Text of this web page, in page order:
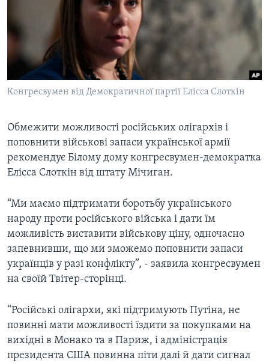
ІСТОРІЇ УСПІХУ УКРАЇНЦІВ
ТЕЛЕПРОГРАМИ
ЧАС-TIME
БРИФІНГ ГОЛОСУ АМЕРИКИ
СТУДІЯ ВАШИНГТОН
ПРАЙМ-ТАЙМ
ПОГЛЯД З ВАШИНГТОНА
Learning English
Конгресвумен від Демократичної партії Елісса Слоткін
Обмежити можливості російських олігархів і
поповнити військові запаси української армії
рекомендує Білому дому конгресвумен-демократка
Елісса Слоткін від штату Мічиган.
“Ми маємо підтримати боротьбу українського
народу проти російського війська і дати їм
можливість виставити військову ціну, одночасно
запевнивши, що ми зможемо поповнити запаси
українців у разі конфлікту”, - заявила конгресвумен
на своїй Твітер-сторінці.
“Російські олігархи, які підтримують Путіна, не
повинні мати можливості їздити за покупками на
вихідні в Монако та в Париж, і адміністрація
президента США повинна піти далі й дати сигнал